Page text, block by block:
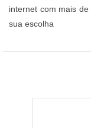
internet com mais
sua escolha